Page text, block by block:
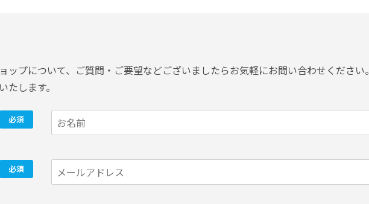
ップについて、ご質問・ご要望などございましたらお気軽にお問い合わせください。
します。
必須
必須